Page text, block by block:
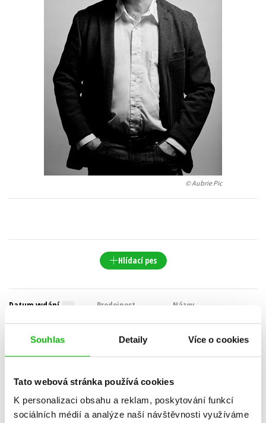
Souhlas Detaily Více o cookies
Tato webová stránka používá cookies
K personalizaci obsahu a reklam, poskytování funkcí
sociálních médií a analýze naší návštěvnosti využíváme
Young adult (SK)
Zahraniční literatura Zdraví a životní styl
Všechny tituly
© Aubrie Pic
Hlídací pes
Datum vydání Prodejnost
Název
Cena
POUZE DOSTUPNÉ